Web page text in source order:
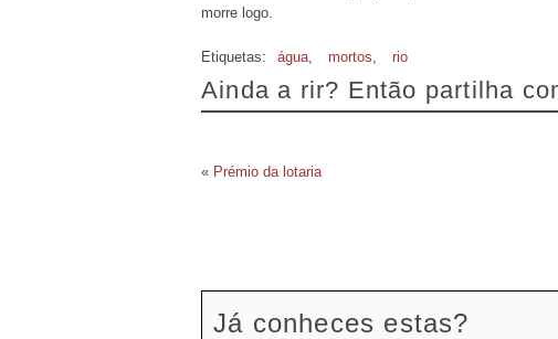
morre logo.
Ainda a rir? Então partilha
Etiquetas: água, mortos, rio
« Prémio da lotaria
Já conheces estas?